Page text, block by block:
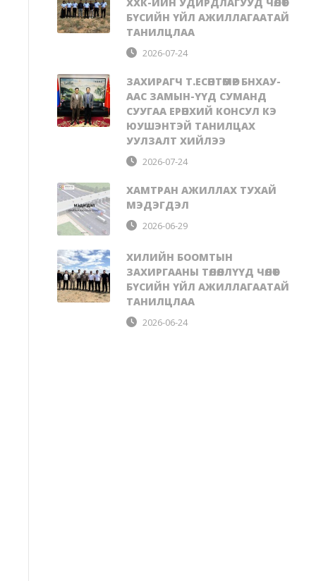
БҮСИЙН ҮЙЛ АЖИЛЛАГААТАЙ
ТАНИЛЦЛАА
2026-07-24
ЗАХИРАГЧ Т.ЕСӨНТӨМӨР БНХАУ-
ААС ЗАМЫН-ҮҮД СУМАНД
СУУГАА ЕРӨНХИЙ КОНСУЛ КЭ
ЮУШЭНТЭЙ ТАНИЛЦАХ
УУЛЗАЛТ ХИЙЛЭЭ
2026-07-24
ХАМТРАН АЖИЛЛАХ ТУХАЙ
МЭДЭГДЭЛ
2026-06-29
ХИЛИЙН БООМТЫН
ЗАХИРГААНЫ ТӨЛӨӨЛЛҮҮД ЧӨЛӨӨТ
БҮСИЙН ҮЙЛ АЖИЛЛАГААТАЙ
ТАНИЛЦЛАА
2026-06-24